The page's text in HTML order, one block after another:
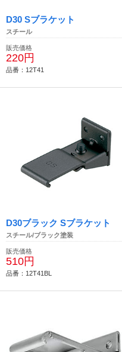
D30 Sブラケット
スチール
販売価格
220円
品番：12T41
D30ブラック Sブラケット
スチール/ブラック塗装
販売価格
510円
品番：12T41BL